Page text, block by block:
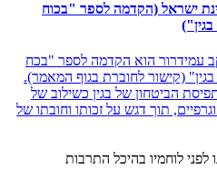
ישראל (הקדמה לספר "בכוח
עמידרור הוא הקדמה לספר "בכח
(קישור לחוברת בגוף המאמר).
הביטחון של בגין כשילוב של
תוך דגש על זכותו וחובתו של